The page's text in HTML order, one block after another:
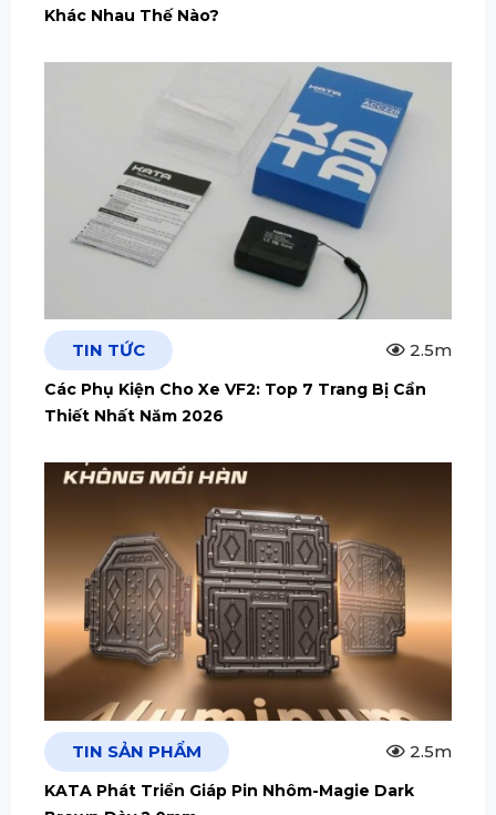
Khác Nhau Thế Nào?
TIN TỨC 2.5m
Các Phụ Kiện Cho Xe VF2: Top 7 Trang Bị Cần
Thiết Nhất Năm 2026
TIN SẢN PHẨM 2.5m
KATA Phát Triển Giáp Pin Nhôm-Magie Dark